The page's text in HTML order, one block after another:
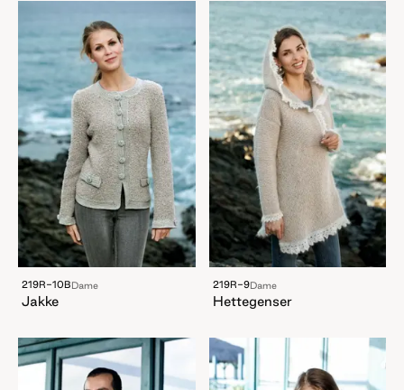
219R-10BDame
Jakke
219R-9Dame
Hettegenser